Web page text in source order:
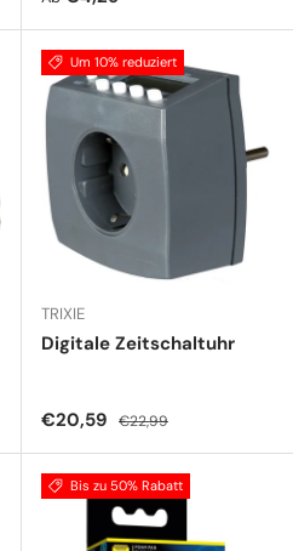
Um 10% reduziert
TRIXIE
Digitale Zeitschaltuhr
Verkaufspreis
€20,59 Normaler Preis
€22,99
Bis zu 50% Rabatt